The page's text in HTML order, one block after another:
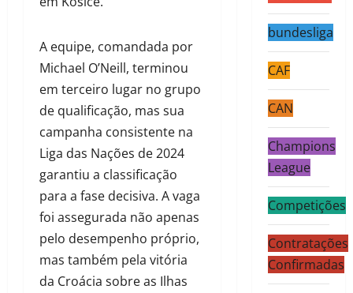
A equipe, comandada por
Michael O’Neill, terminou
em terceiro lugar no grupo
de qualificação, mas sua
campanha consistente na
Liga das Nações de 2024
garantiu a classificação
para a fase decisiva. A vaga
foi assegurada não apenas
pelo desempenho próprio,
mas também pela vitória
da Croácia sobre as Ilhas
bundesliga
CAF
CAN
Champions
League
Competições
Contratações
Confirmadas